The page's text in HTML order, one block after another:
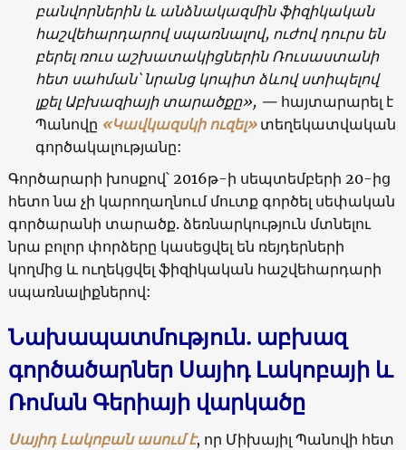
բանվորներին և անձնակազմին ֆիզիկական
հաշվեհարդարով սպառնալով, ուժով դուրս են
բերել ռուս աշխատակիցներին Ռուսաստանի
հետ սահման՝ նրանց կոպիտ ձևով ստիպելով
լքել Աբխազիայի տարածքը», — հայտարարել է
Պանովը «Կավկազսկի ուզել» տեղեկատվական
գործակալությանը:
Գործարարի խոսքով՝ 2016թ-ի սեպտեմբերի 20-ից
հետո նա չի կարողաղնում մուտք գործել սեփական
գործարանի տարածք. ձեռնարկություն մտնելու
նրա բոլոր փորձերը կասեցվել են ռեյդերների
կողմից և ուղեկցվել ֆիզիկական հաշվեհարդարի
սպառնալիքներով:
Նախապատմություն. աբխազ
գործածարներ Սայիդ Լակոբայի և
Ռոման Գերիայի վարկածը
Սայիդ Լակոբան ասում է, որ Միխայիլ Պանովի հետ